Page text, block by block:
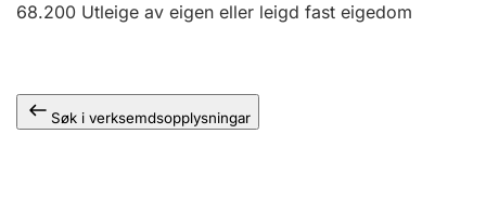
68.200 Utleige av eigen eller leigd fast eigedom
Søk i verksemdsopplysningar